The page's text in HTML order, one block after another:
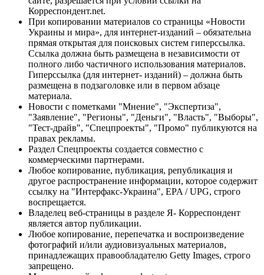
Корреспондент.net.
При копировании материалов со страницы «Новости
Украины и мира», для интернет-изданий – обязательна
прямая открытая для поисковых систем гиперссылка.
Ссылка должна быть размещена в независимости от
полного либо частичного использования материалов.
Гиперссылка (для интернет- изданий) – должна быть
размещена в подзаголовке или в первом абзаце
материала.
Новости с пометками "Мнение", "Экспертиза",
"Заявление", "Регионы", "Деньги", "Власть", "Выборы",
"Тест-драйв", "Спецпроекты", "Промо" публикуются на
правах рекламы.
Раздел Спецпроекты создается совместно с
коммерческими партнерами.
Любое копирование, публикация, републикация и
другое распространение информации, которое содержит
ссылку на "Интерфакс-Украина", EPA / UPG, строго
воспрещается.
Владелец веб-страницы в разделе Я- Корреспондент
является автор публикации.
Любое копирование, перепечатка и воспроизведение
фотографий и/или аудиовизуальных материалов,
принадлежащих правообладателю Getty Images, строго
запрещено.